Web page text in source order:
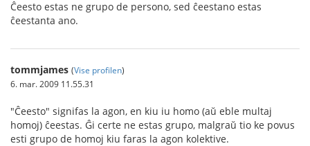
Ĉeesto estas ne grupo de persono, sed ĉeestano estas
ĉeestanta ano.
tommjames (Vise profilen)
6. mar. 2009 11.55.31
"Ĉeesto" signifas la agon, en kiu iu homo (aŭ eble multaj
homoj) ĉeestas. Ĝi certe ne estas grupo, malgraŭ tio ke povus
esti grupo de homoj kiu faras la agon kolektive.